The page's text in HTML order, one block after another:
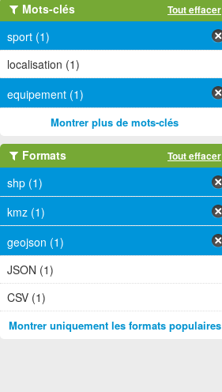
Mots-clés Tout effacer
sport (1)
localisation (1)
equipement (1)
Montrer plus de mots-clés
Formats Tout effacer
shp (1)
kmz (1)
geojson (1)
JSON (1)
CSV (1)
Montrer uniquement les formats populaires